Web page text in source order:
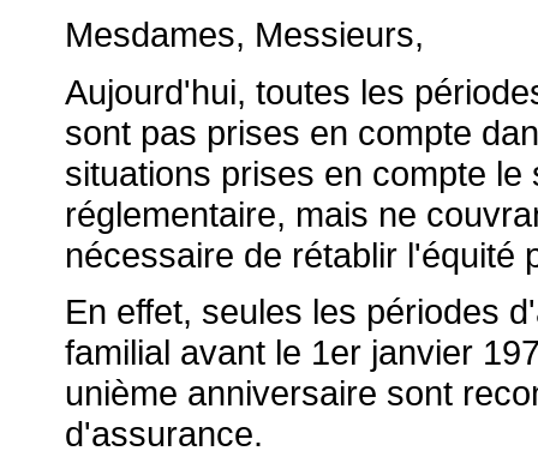
Mesdames, Messieurs,
Aujourd'hui, toutes les
sont pas prises en compte
situations prises en compte
réglementaire, mais ne
nécessaire de rétablir l'équité
En effet, seules les périodes
familial avant le 1er janvier
unième anniversaire sont
d'assurance.